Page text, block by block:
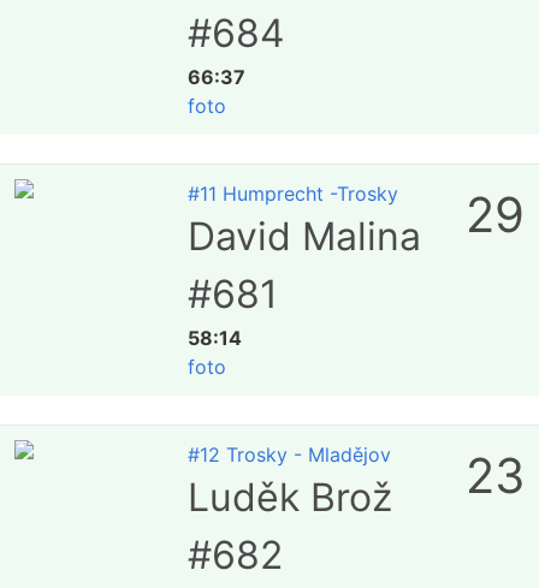
#684
66:37
foto
#11 Humprecht -Trosky
David Malina
#681
58:14
foto
29
#12 Trosky - Mladějov
Luděk Brož
#682
23